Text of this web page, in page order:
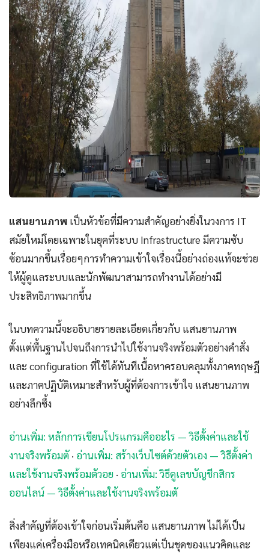
แสนยานภาพ เป็นหัวข้อที่มีความสำคัญอย่างยิ่งในวงการ IT
สมัยใหม่โดยเฉพาะในยุคที่ระบบ Infrastructure มีความซับ
ซ้อนมากขึ้นเรื่อยๆการทำความเข้าใจเรื่องนี้อย่างถ่องแท้จะช่วย
ให้ผู้ดูแลระบบและนักพัฒนาสามารถทำงานได้อย่างมี
ประสิทธิภาพมากขึ้น
ในบทความนี้จะอธิบายรายละเอียดเกี่ยวกับ แสนยานภาพ
ตั้งแต่พื้นฐานไปจนถึงการนำไปใช้งานจริงพร้อมตัวอย่างคำสั่ง
และ configuration ที่ใช้ได้ทันทีเนื้อหาครอบคลุมทั้งภาคทฤษฎี
และภาคปฏิบัติเหมาะสำหรับผู้ที่ต้องการเข้าใจ แสนยานภาพ
อย่างลึกซึ้ง
อ่านเพิ่ม: หลักการเขียนโปรแกรมคืออะไร — วิธีตั้งค่าและใช้
งานจริงพร้อมตั· อ่านเพิ่ม: สร้างเว็บไซต์ด้วยตัวเอง — วิธีตั้งค่า
และใช้งานจริงพร้อมตัวอย · อ่านเพิ่ม: วิธีดูเลขบัญชีกสิกร
ออนไลน์ — วิธีตั้งค่าและใช้งานจริงพร้อมตั
สิ่งสำคัญที่ต้องเข้าใจก่อนเริ่มต้นคือ แสนยานภาพ ไม่ได้เป็น
เพียงแค่เครื่องมือหรือเทคนิคเดียวแต่เป็นชุดของแนวคิดและ